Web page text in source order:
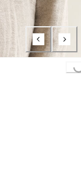
Loading...